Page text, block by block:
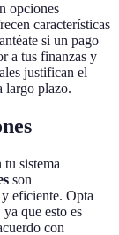
opciones
características
si un pago
a tus finanzas y
justifican el
largo plazo.
sistema
son
eficiente. Opta
que esto es
con